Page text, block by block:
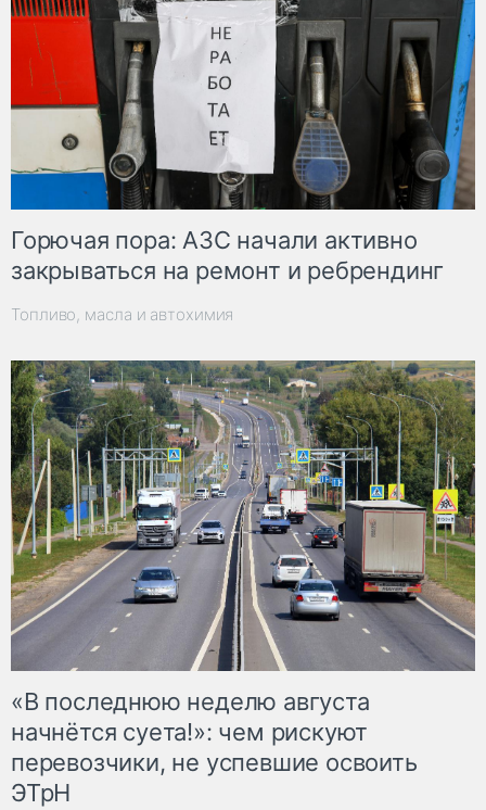
Горючая пора: АЗС начали активно
закрываться на ремонт и ребрендинг
Топливо, масла и автохимия
«В последнюю неделю августа
начнётся суета!»: чем рискуют
перевозчики, не успевшие освоить
ЭТрН